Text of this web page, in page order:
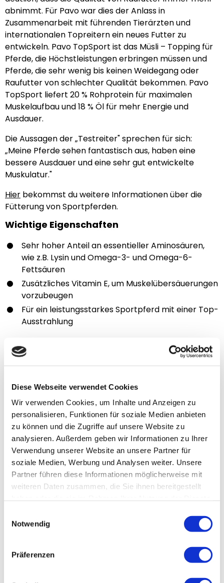
Diese Webseite verwendet Cookies
Wir verwenden Cookies, um Inhalte und Anzeigen zu
personalisieren, Funktionen für soziale Medien anbieten
zu können und die Zugriffe auf unsere Website zu
analysieren. Außerdem geben wir Informationen zu Ihrer
Verwendung unserer Website an unsere Partner für
soziale Medien, Werbung und Analysen weiter. Unsere
Partner führen diese Informationen möglicherweise mit
weiteren Daten zusammen, die Sie ihnen bereitgestellt
Notwendig
Präferenzen
abnimmt. Für Pavo war dies der Anlass in
Zusammenarbeit mit führenden Tierärzten und
internationalen Topreitern ein neues Futter zu
entwickeln. Pavo TopSport ist das Müsli – Topping für
Pferde, die Höchstleistungen erbringen müssen und
Pferde, die sehr wenig bis keinen Weidegang oder
Raufutter von schlechter Qualität bekommen. Pavo
TopSport liefert 20 % Rohprotein für maximalen
Muskelaufbau und 18 % Öl für mehr Energie und
Ausdauer.
Die Aussagen der „Testreiter" sprechen für sich:
„Meine Pferde sehen fantastisch aus, haben eine
bessere Ausdauer und eine sehr gut entwickelte
Muskulatur."
Hier bekommst du weitere Informationen über die
Fütterung von Sportpferden.
Wichtige Eigenschaften
Sehr hoher Anteil an essentieller Aminosäuren,
wie z.B. Lysin und Omega-3- und Omega-6-
Fettsäuren
Zusätzliches Vitamin E, um Muskelübersäuerungen
vorzubeugen
Für ein leistungsstarkes Sportpferd mit einer Top-
Ausstrahlung
Anwendung
Für Topsportpferde in allen Disziplinen
Spezifikationen
Fütterungsempfehlung
Wieviel muss ich füttern?